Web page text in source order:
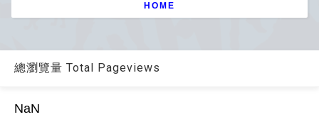
HOME
總瀏覽量 Total Pageviews
NaN